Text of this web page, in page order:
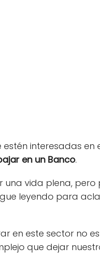
interesadas en
en un Banco.
una vida plena,
leyendo para
en este sector no
que dejar